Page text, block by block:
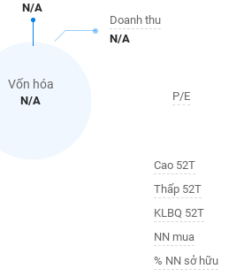
Vốn hóa
N/A
N/A
Doanh thu
N/A
P/E
Cao 52T
Thấp 52T
KLBQ 52T
NN mua
% NN sở hữu